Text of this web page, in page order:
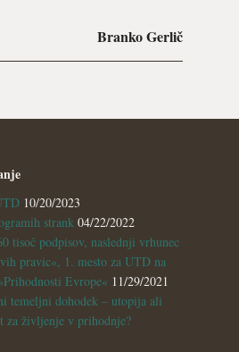
Branko Gerlič
10/20/2023
strank 04/22/2022
tisoč podpisov, naslednji vrhunec
pravic«, 1. mesto za UTD na
Evrope« 11/29/2021
temeljni dohodek – utopija ali
za življenje v prihodnje?